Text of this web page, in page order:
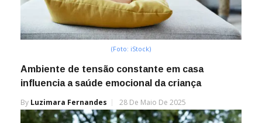
(Foto: iStock)
Ambiente de tensão constante em casa
influencia a saúde emocional da criança
By Luzimara Fernandes 28 De Maio De 2025